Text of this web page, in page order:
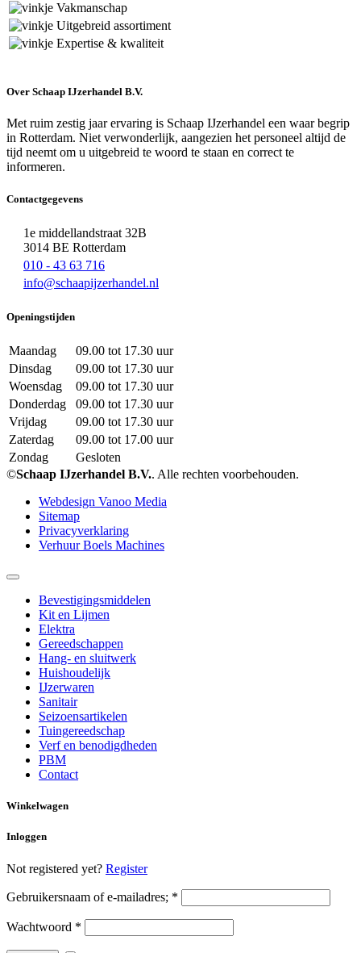
Vakmanschap
Uitgebreid assortiment
Expertise & kwaliteit
Over Schaap IJzerhandel B.V.
Met ruim zestig jaar ervaring is Schaap IJzerhandel een waar begrip
in Rotterdam. Niet verwonderlijk, aangezien het personeel altijd de
tijd neemt om u uitgebreid te woord te staan en correct te
informeren.
Contactgegevens
1e middellandstraat 32B
3014 BE Rotterdam
010 - 43 63 716
info@schaapijzerhandel.nl
Openingstijden
Maandag
09.00 tot 17.30 uur
Dinsdag
09.00 tot 17.30 uur
Woensdag
09.00 tot 17.30 uur
Donderdag
09.00 tot 17.30 uur
Vrijdag
09.00 tot 17.30 uur
Zaterdag
09.00 tot 17.00 uur
Zondag
Gesloten
©Schaap IJzerhandel B.V.. Alle rechten voorbehouden.
Webdesign Vanoo Media
Sitemap
Privacyverklaring
Verhuur Boels Machines
Bevestigingsmiddelen
Kit en Lijmen
Elektra
Gereedschappen
Hang- en sluitwerk
Huishoudelijk
IJzerwaren
Sanitair
Seizoensartikelen
Tuingereedschap
Verf en benodigdheden
PBM
Contact
Winkelwagen
Inloggen
Not registered yet? Register
Gebruikersnaam of e-mailadres; *
Wachtwoord *